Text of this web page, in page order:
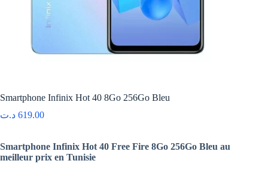
Smartphone Infinix Hot 40 8Go 256Go Bleu
619.00 د.ت
Smartphone Infinix Hot 40 Free Fire 8Go 256Go Bleu au
meilleur prix en Tunisie